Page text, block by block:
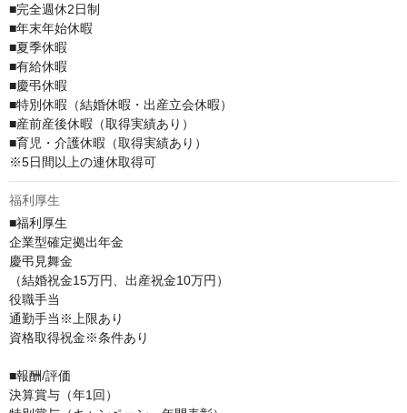
■完全週休2日制
■年末年始休暇
■夏季休暇
■有給休暇
■慶弔休暇
■特別休暇（結婚休暇・出産立会休暇）
■産前産後休暇（取得実績あり）
■育児・介護休暇（取得実績あり）
※5日間以上の連休取得可
福利厚生
■福利厚生
企業型確定拠出年金
慶弔見舞金
（結婚祝金15万円、出産祝金10万円）
役職手当
通勤手当※上限あり
資格取得祝金※条件あり
■報酬/評価
決算賞与（年1回）